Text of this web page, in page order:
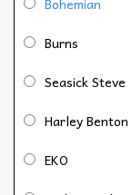
Burns
Seasick Steve
Harley Benton
EKO